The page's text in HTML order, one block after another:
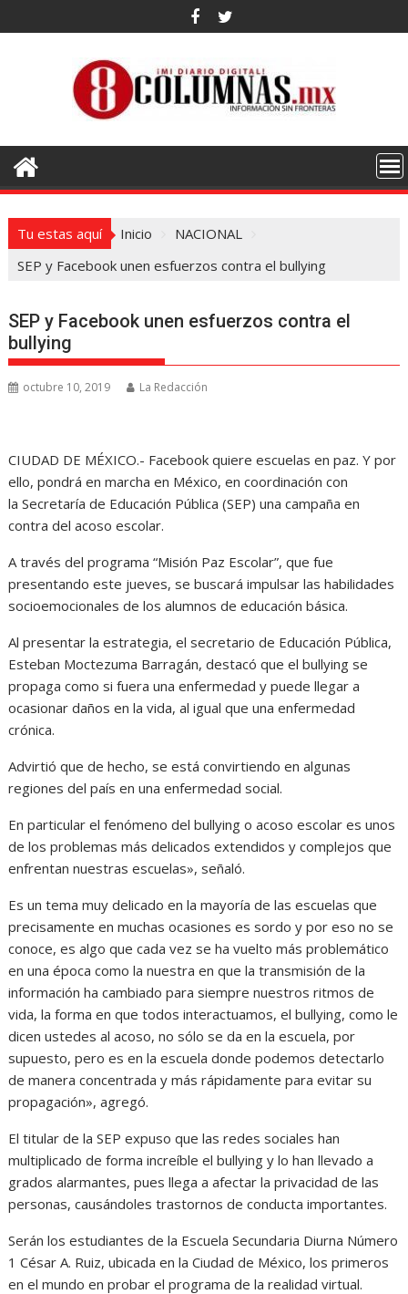
al
Tu estas aquí Inicio
NACIONAL
SEP y Facebook unen esfuerzos contra el bullying
SEP y Facebook unen esfuerzos contra el
bullying
octubre 10, 2019 La Redacción
CIUDAD DE MÉXICO.- Facebook quiere escuelas en paz. Y por
ello, pondrá en marcha en México, en coordinación con
la Secretaría de Educación Pública (SEP) una campaña en
contra del acoso escolar.
A través del programa “Misión Paz Escolar”, que fue
presentando este jueves, se buscará impulsar las habilidades
socioemocionales de los alumnos de educación básica.
Al presentar la estrategia, el secretario de Educación Pública,
Esteban Moctezuma Barragán, destacó que el bullying se
propaga como si fuera una enfermedad y puede llegar a
ocasionar daños en la vida, al igual que una enfermedad
crónica.
Advirtió que de hecho, se está convirtiendo en algunas
regiones del país en una enfermedad social.
En particular el fenómeno del bullying o acoso escolar es unos
de los problemas más delicados extendidos y complejos que
enfrentan nuestras escuelas», señaló.
Es un tema muy delicado en la mayoría de las escuelas que
precisamente en muchas ocasiones es sordo y por eso no se
conoce, es algo que cada vez se ha vuelto más problemático
en una época como la nuestra en que la transmisión de la
información ha cambiado para siempre nuestros ritmos de
vida, la forma en que todos interactuamos, el bullying, como le
dicen ustedes al acoso, no sólo se da en la escuela, por
supuesto, pero es en la escuela donde podemos detectarlo
de manera concentrada y más rápidamente para evitar su
propagación», agregó.
El titular de la SEP expuso que las redes sociales han
multiplicado de forma increíble el bullying y lo han llevado a
grados alarmantes, pues llega a afectar la privacidad de las
personas, causándoles trastornos de conducta importantes.
Serán los estudiantes de la Escuela Secundaria Diurna Número
1 César A. Ruiz, ubicada en la Ciudad de México, los primeros
en el mundo en probar el programa de la realidad virtual.